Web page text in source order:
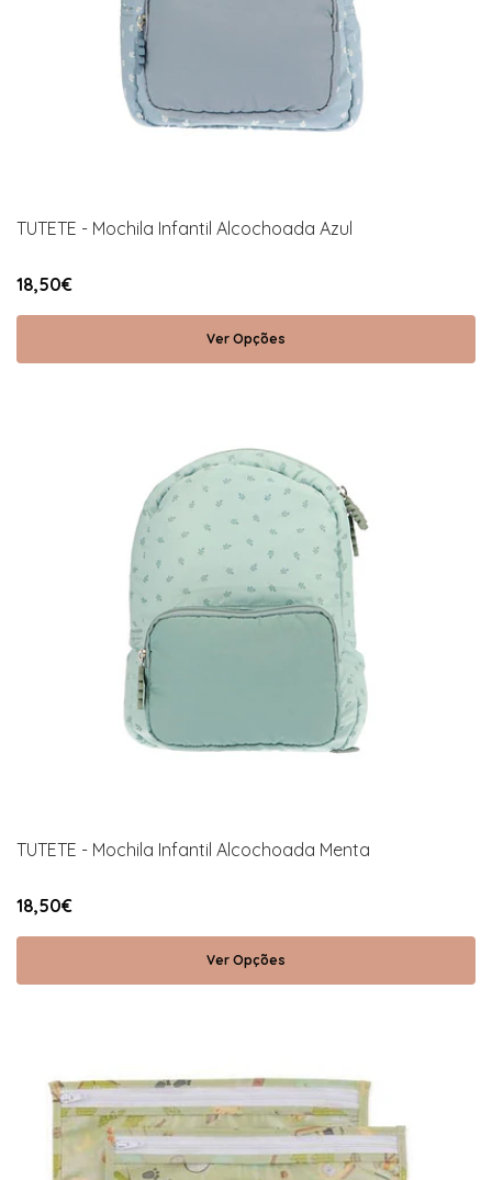
TUTETE - Mochila Infantil Alcochoada Azul
18,50€
Ver Opções
TUTETE - Mochila Infantil Alcochoada Menta
18,50€
Ver Opções